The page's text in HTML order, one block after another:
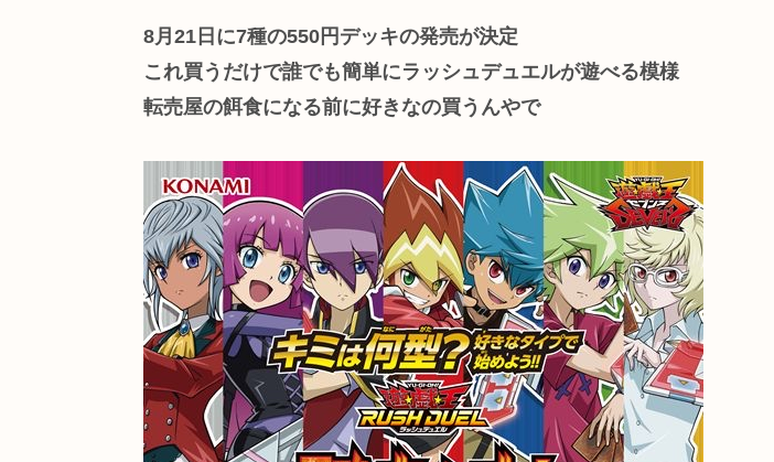
8月21日に7種の550円デッキの発売が決定
これ買うだけで誰でも簡単にラッシュデュエルが遊べる模様
転売屋の餌食になる前に好きなの買うんやで